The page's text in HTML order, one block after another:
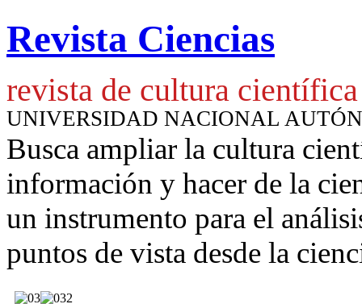
Revista Ciencias
revista de cultura científica
UNIVERSIDAD NACIONAL
Busca ampliar la cultura
información y hacer de la
un instrumento para el
puntos de vista desde la